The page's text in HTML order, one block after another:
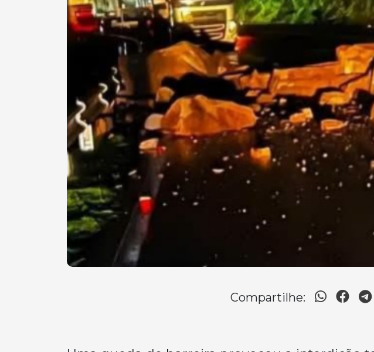
Compartilhe: